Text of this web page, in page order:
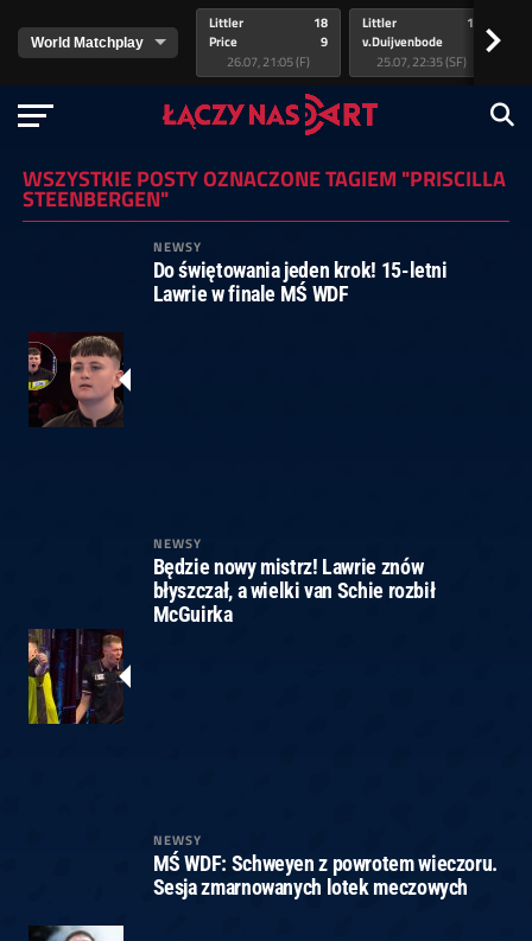
Littler
Price
18
9
26.07, 21:05 (F)
Littler
v.Duijvenbode
17
25.07, 22:35 (SF)
>
WSZYSTKIE POSTY OZNACZONE TAGIEM "PRISCILLA
STEENBERGEN"
NEWSY
Do świętowania jeden krok! 15-letni
Lawrie w finale MŚ WDF
NEWSY
Będzie nowy mistrz! Lawrie znów
błyszczał, a wielki van Schie rozbił
McGuirka
NEWSY
MŚ WDF: Schweyen z powrotem wieczoru.
Sesja zmarnowanych lotek meczowych